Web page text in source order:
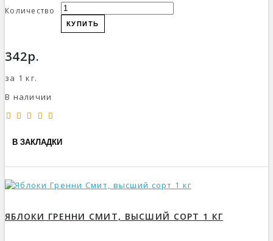
Количество
КУПИТЬ
342р.
за 1 кг.
В наличии
В ЗАКЛАДКИ
ЯБЛОКИ ГРЕННИ СМИТ, ВЫСШИЙ СОРТ 1 КГ